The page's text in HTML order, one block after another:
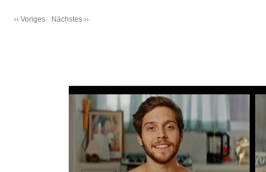
‹‹ Voriges Nächstes ››